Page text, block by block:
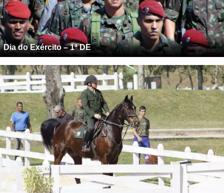
Dia do Exército – 1ª DE